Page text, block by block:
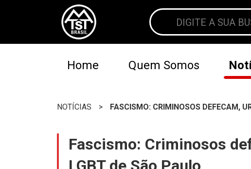
Home Quem Somos
NOTÍCIAS > FASCISMO: CRIMINOSOS DEFECAM,
Fascismo: Criminosos